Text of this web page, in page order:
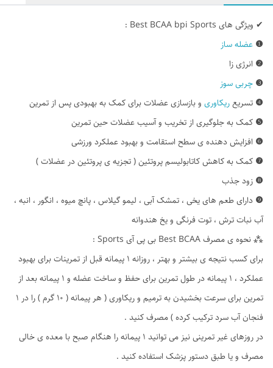
✔ ویژگی های Best BCAA bpi Sports :
❶ عضله ساز
❷ انرژی زا
❸ چربی سوز
❹ تسریعریکاوری و بازسازی عضلات برای کمک به بهبودی پس از تمرین
❺ کمک به جلوگیری از تخریب و آسیب عضلات حین تمرین
❻ افزایش دهنده ی سطح استقامت و بهبود عملکرد ورزشی
❼ کمک به کاهش کاتابولیسم پروتئین ( تجزیه ی پروتئین در عضلات )
❽ زود جذب
❾ دارای طعم های یخی ، تمشک آبی ، لیمو گیلاس ، پانچ میوه ، انگور ، انبه ،
آب نبات ترش ، توت فرنگی و یخ هندوانه
⁂ نحوه ی مصرف Best BCAA بی پی آی Sports :
برای کسب نتیجه ی بیشتر و بهتر ، روزانه 1 پیمانه قبل از تمرینات برای بهبود
عملکرد ، 1 پیمانه در طول تمرین برای حفظ و ساخت عضله و 1 پیمانه بعد از
تمرین برای سرعت بخشیدن به ترمیم و ریکاوری ( هر پیمانه ( 10 گرم ) را در 1
فنجان آب سرد ترکیب کرده ) مصرف کنید .
در روزهای غیر تمرینی نیز می توانید 1 پیمانه را هنگام صبح با معده ی خالی
مصرف و یا طبق دستور پزشک استفاده کنید .